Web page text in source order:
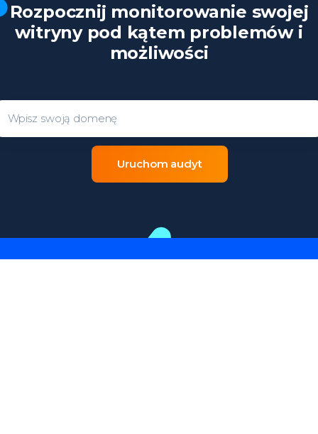
Rozpocznij monitorowanie swojej
witryny pod kątem problemów i
możliwości
Uruchom audyt